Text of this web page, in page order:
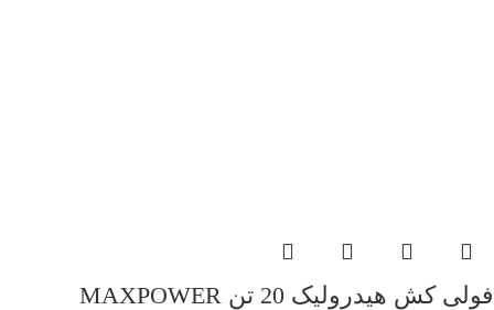
فولی کش هیدرولیک 20 تن MAXPOWER